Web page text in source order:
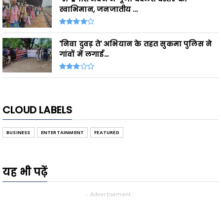
स्वाभिमान, जनजातीय ...
'निवा दुवड़ ते' अभियान के तहत सुकमा पुलिस ने
गांवों में लगाई...
CLOUD LABELS
BUSINESS ENTERTAINMENT FEATURED
यह भी पढ़ें
- Advertisement -